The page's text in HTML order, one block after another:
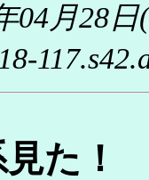
04月28
た！